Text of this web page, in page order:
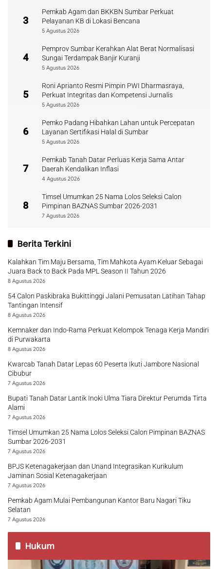
3
Pemkab Agam dan BKKBN Sumbar Perkuat
Pelayanan KB di Lokasi Bencana
5 Agustus 2026
4
Pemprov Sumbar Kerahkan Alat Berat Normalisasi
Sungai Terdampak Banjir Kuranji
5 Agustus 2026
5
Roni Aprianto Resmi Pimpin PWI Dharmasraya,
Perkuat Integritas dan Kompetensi Jurnalis
5 Agustus 2026
6
Pemko Padang Hibahkan Lahan untuk Percepatan
Layanan Sertifikasi Halal di Sumbar
5 Agustus 2026
7
Pemkab Tanah Datar Perluas Kerja Sama Antar
Daerah Kendalikan Inflasi
4 Agustus 2026
8
Timsel Umumkan 25 Nama Lolos Seleksi Calon
Pimpinan BAZNAS Sumbar 2026-2031
7 Agustus 2026
Berita Terkini
Kalahkan Tim Maju Bersama, Tim Mahkota Ayam Keluar Sebagai
Juara Back to Back Pada MPL Season II Tahun 2026
8 Agustus 2026
54 Calon Paskibraka Bukittinggi Jalani Pemusatan Latihan Tahap
Tantingan Intensif
8 Agustus 2026
Kemnaker dan Indo-Rama Perkuat Kelompok Tenaga Kerja Mandiri
di Purwakarta
8 Agustus 2026
Kwarcab Tanah Datar Lepas 60 Peserta Ikuti Jambore Nasional
Cibubur
7 Agustus 2026
Bupati Tanah Datar Lantik Inoki Ulma Tiara Direktur Perumda Tirta
Alami
7 Agustus 2026
Timsel Umumkan 25 Nama Lolos Seleksi Calon Pimpinan BAZNAS
Sumbar 2026-2031
7 Agustus 2026
BPJS Ketenagakerjaan dan Unand Integrasikan Kurikulum
Jaminan Sosial Ketenagakerjaan
7 Agustus 2026
Pemkab Agam Mulai Pembangunan Kantor Baru Nagari Tiku
Selatan
7 Agustus 2026
Hukum